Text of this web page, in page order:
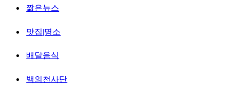
짧은뉴스
맛집|명소
배달음식
백의천사단